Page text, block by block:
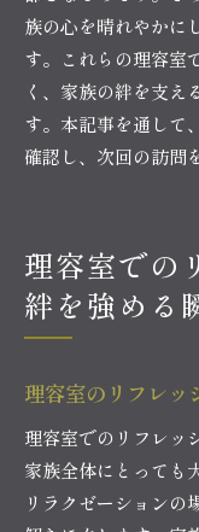
族の心を晴れやかに
す。これらの理容室
く、家族の絆を支え
す。本記事を通して
確認し、次回の訪問
理容室での
絆を強める
理容室のリフレッ
理容室でのリフレッ
家族全体にとっても
リラクゼーションの